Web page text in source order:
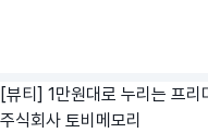
[뷰티] 1만원대로 누리는 프
주식회사 토비메모리